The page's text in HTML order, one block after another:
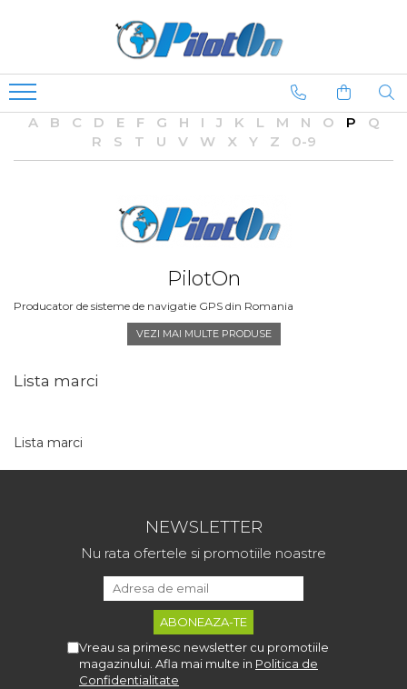
A B C D E F G H I J K L M N O P
Q
R
S T U V W X Y Z 0-9
PilotOn
Producator de sisteme de navigatie GPS din Romania
VEZI MAI MULTE PRODUSE
Lista marci
Lista marci
NEWSLETTER
Nu rata ofertele si promotiile noastre
Vreau sa primesc newsletter cu promotiile
magazinului. Afla mai multe in Politica de
Confidentialitate